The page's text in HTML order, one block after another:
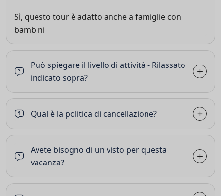
Sì, questo tour è adatto anche a famiglie con
bambini
Può spiegare il livello di attività - Rilassato
indicato sopra?
Qual è la politica di cancellazione?
Avete bisogno di un visto per questa
vacanza?